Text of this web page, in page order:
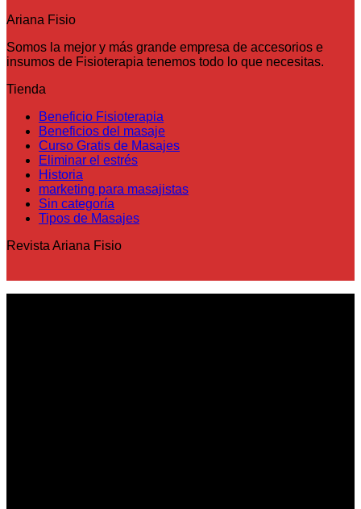
Ariana Fisio
Somos la mejor y más grande empresa de accesorios e
insumos de Fisioterapia tenemos todo lo que necesitas.
Tienda
Beneficio Fisioterapia
Beneficios del masaje
Curso Gratis de Masajes
Eliminar el estrés
Historia
marketing para masajistas
Sin categoría
Tipos de Masajes
Revista Ariana Fisio